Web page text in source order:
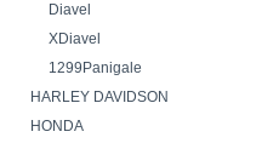
Diavel
XDiavel
1299Panigale
HARLEY DAVIDSON
HONDA